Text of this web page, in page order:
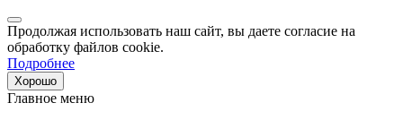
Продолжая использовать наш сайт, вы даете согласие на
обработку файлов cookie.
Подробнее
Хорошо
Главное меню